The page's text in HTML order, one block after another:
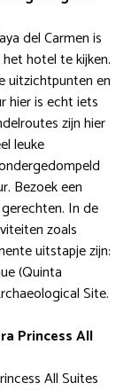
del Carmen is
hotel te kijken.
uitzichtpunten en
hier is echt iets
zijn hier
leuke
Bezoek een
In de
zoals
uitstapje zijn:
(Quinta
Site.
Princess All
All Suites